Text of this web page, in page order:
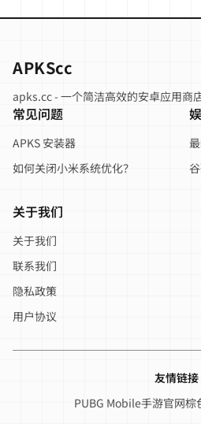
APKScc
apks.cc - 一个简洁高效的安卓应用商
常见问题
APKS 安装器
如何关闭小米系统优化？
关于我们
关于我们
联系我们
隐私政策
用户协议
友情链接
PUBG Mobile手游官网棕